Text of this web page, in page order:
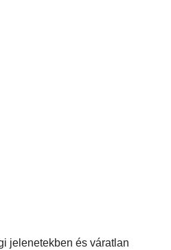
jelenetekben és váratlan